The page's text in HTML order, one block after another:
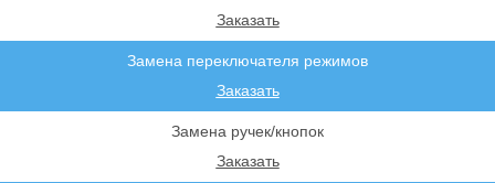
Замена переключателя режимов
Замена ручек/кнопок
Заказать
Заказать
Заказать